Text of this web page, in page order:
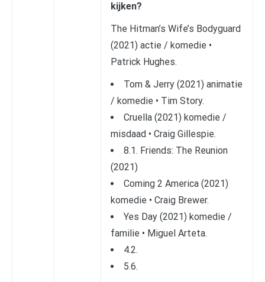
kijken?
The Hitman’s Wife’s Bodyguard
(2021) actie / komedie •
Patrick Hughes.
Tom & Jerry (2021) animatie
/ komedie • Tim Story.
Cruella (2021) komedie /
misdaad • Craig Gillespie.
8.1. Friends: The Reunion
(2021)
Coming 2 America (2021)
komedie • Craig Brewer.
Yes Day (2021) komedie /
familie • Miguel Arteta.
4.2.
5.6.